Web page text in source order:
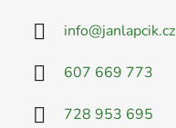
info@janlapcik.cz
607 669 773
728 953 695